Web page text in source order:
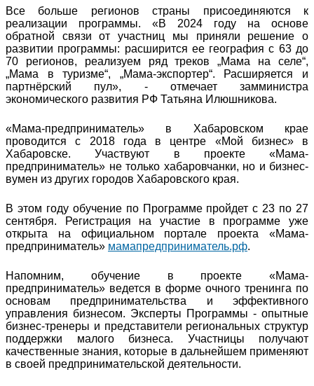
Все больше регионов страны присоединяются к
реализации программы. «В 2024 году на основе
обратной связи от участниц мы приняли решение о
развитии программы: расширится ее география с 63 до
70 регионов, реализуем ряд треков „Мама на селе“,
„Мама в туризме“, „Мама-экспортер“. Расширяется и
партнёрский пул», - отмечает замминистра
экономического развития РФ Татьяна Илюшникова.
«Мама-предприниматель» в Хабаровском крае
проводится с 2018 года в центре «Мой бизнес» в
Хабаровске. Участвуют в проекте «Мама-
предприниматель» не только хабаровчанки, но и бизнес-
вумен из других городов Хабаровского края.
В этом году обучение по Программе пройдет с 23 по 27
сентября. Регистрация на участие в программе уже
открыта на официальном портале проекта «Мама-
предприниматель» мамапредприниматель.рф.
Напомним, обучение в проекте «Мама-
предприниматель» ведется в форме очного тренинга по
основам предпринимательства и эффективного
управления бизнесом. Эксперты Программы - опытные
бизнес-тренеры и представители региональных структур
поддержки малого бизнеса. Участницы получают
качественные знания, которые в дальнейшем применяют
в своей предпринимательской деятельности.